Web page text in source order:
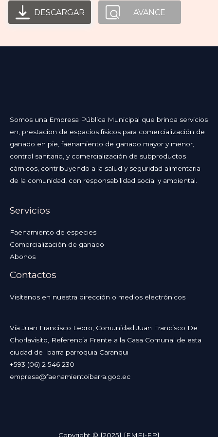
DESCARGAR AVANCE
Somos una Empresa Pública Municipal que brinda servicios
en, prestacion de espacios físicos para comercialización de
ganado en pie, faenamiento de ganado mayor y menor,
control sanitario, y comercialización de subproductos
cárnicos, contribuyendo a la salud y seguridad alimentaria
de la comunidad, con responsabilidad social y ambiental.
Servicios
Faenamiento de especies
Comercialización de ganado
Abonos
Contactos
Visítenos en nuestra dirección o medios electrónicos
Vía Juan Francisco Leoro, Comunidad Juan Francisco De
Chorlavisito, Referencia Frente a la Casa Comunal de esta
ciudad de Ibarra parroquia Caranqui
+593 (06) 2 546 230
empresa@faenamientoibarra.gob.ec
Copyright © [2025] [EMFI-EP]